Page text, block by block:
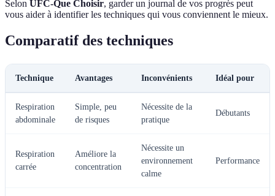
Selon UFC-Que Choisir, garder un journal de vos progrès peut
vous aider à identifier les techniques qui vous conviennent le mieux.
Comparatif des techniques
Technique Avantages Inconvénients Idéal pour
Respiration
abdominale
Simple, peu
de risques
Nécessite de la
pratique
Débutants
Respiration
carrée
Améliore la
concentration
Nécessite un
environnement
calme
Performance